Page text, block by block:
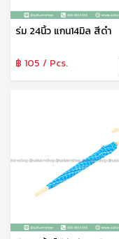
ร่ม 24นิ้ว แกน14มิล สีดำ
฿ 105 / Pcs.